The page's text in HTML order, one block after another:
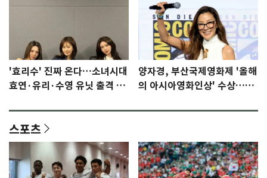
'효리수' 진짜 온다…소녀시대
효연·유리·수영 유닛 출격 [N
양자경, 부산국제영화제 '올해
의 아시아영화인상' 수상…15
스포츠